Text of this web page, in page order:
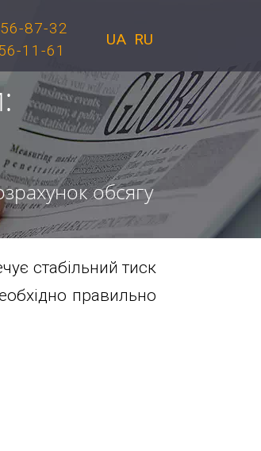
87-32
11-61
UA RU
обсягу
стабільний тиск
правильно